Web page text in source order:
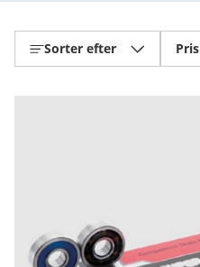
Sorter efter Pris